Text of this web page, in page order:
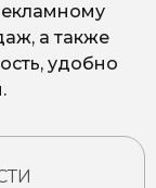
а также
удобно